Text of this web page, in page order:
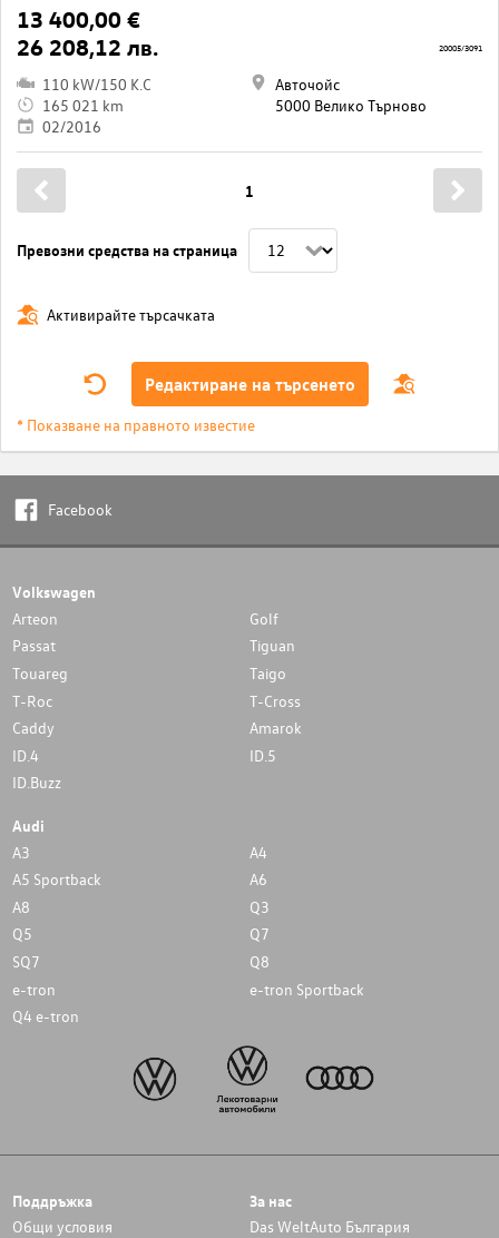
13 400,00 €
26 208,12 лв.
110 kW/150 K.C
165 021 km
02/2016
Авточойс
5000 Велико Търново
20005/3091
Превозни средства на страница
1
Активирайте търсачката
Редактиране на търсенето
* Показване на правното известие
Facebook
Volkswagen
Arteon
Golf
Passat
Tiguan
Touareg
Taigo
T-Roc
T-Cross
Caddy
Amarok
ID.4
ID.5
ID.Buzz
Audi
A3
A4
A5 Sportback
A6
A8
Q3
Q5
Q7
SQ7
Q8
e-tron
e-tron Sportback
Q4 e-tron
Поддръжка
Общи условия
За нас
Das WeltAuto България